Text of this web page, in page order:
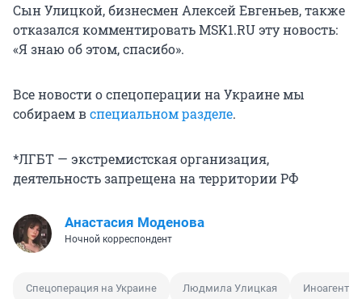
Сын Улицкой, бизнесмен Алексей Евгеньев, также
отказался комментировать MSK1.RU эту новость:
«Я знаю об этом, спасибо».
Все новости о спецоперации на Украине мы
собираем вспециальном разделе.
*ЛГБТ — экстремистская организация,
деятельность запрещена на территории РФ
Анастасия Моденова
Ночной корреспондент
Спецоперация на Украине Людмила Улицкая Иноагент